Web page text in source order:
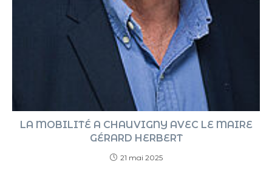
LA MOBILITÉ A CHAUVIGNY AVEC LE MAIRE
GÉRARD HERBERT
21 mai 2025